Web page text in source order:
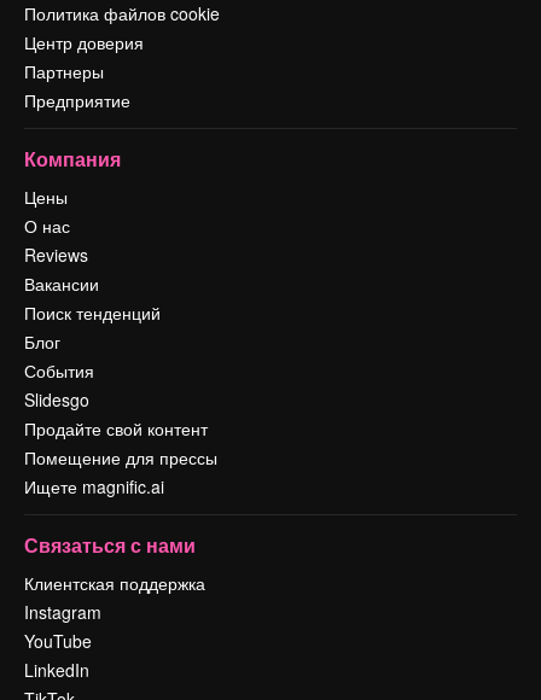
Политика файлов cookie
Центр доверия
Партнеры
Предприятие
Компания
Цены
О нас
Reviews
Вакансии
Поиск тенденций
Блог
События
Slidesgo
Продайте свой контент
Помещение для прессы
Ищете magnific.ai
Связаться с нами
Клиентская поддержка
Instagram
YouTube
LinkedIn